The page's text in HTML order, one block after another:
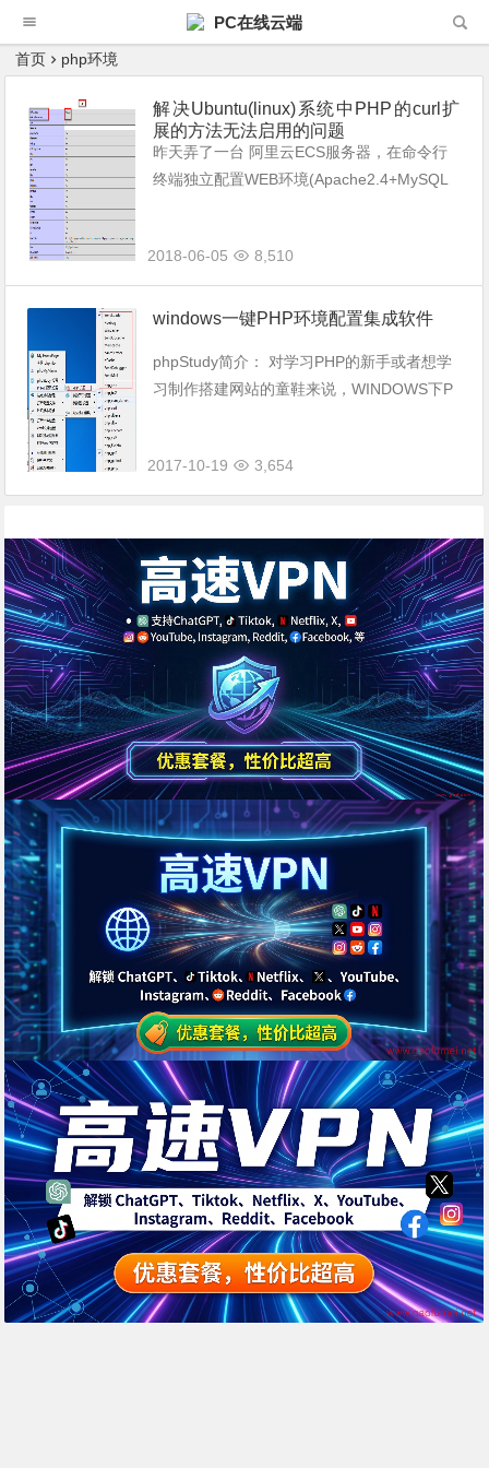
PC在线云端
首页 php环境
解决Ubuntu(linux)系统中PHP的curl扩
展的方法无法启用的问题
昨天弄了一台 阿里云ECS服务器，在命令行
终端独立配置WEB环境(Apache2.4+MySQL
url扩展...
2018-06-05 8,510
windows一键PHP环境配置集成软件
phpStudy简介： 对学习PHP的新手或者想学
习制作搭建网站的童鞋来说，WINDOWS下P
手，phpStudy都是一...
2017-10-19 3,654